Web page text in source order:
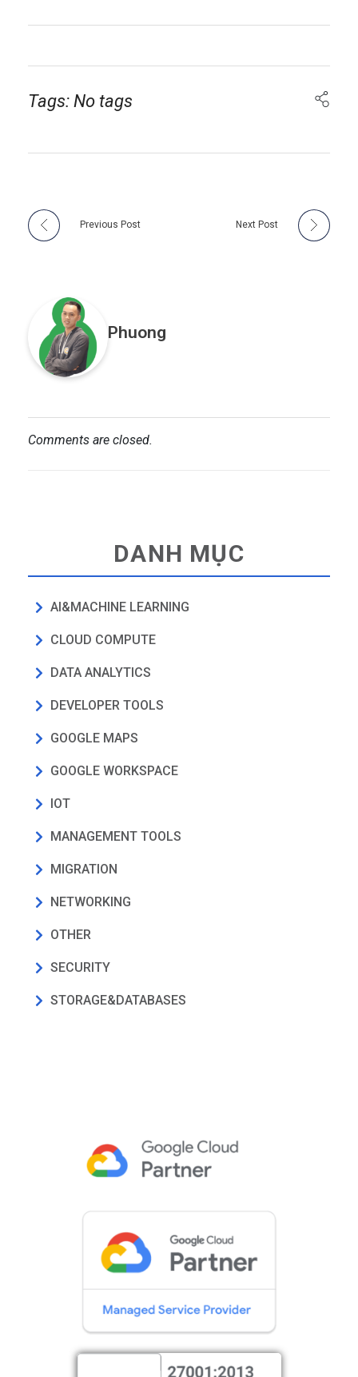
Tags: No tags
Previous Post Next Post
Phuong
Comments are closed.
DANH MỤC
AI&MACHINE LEARNING
CLOUD COMPUTE
DATA ANALYTICS
DEVELOPER TOOLS
GOOGLE MAPS
GOOGLE WORKSPACE
IOT
MANAGEMENT TOOLS
MIGRATION
NETWORKING
OTHER
SECURITY
STORAGE&DATABASES